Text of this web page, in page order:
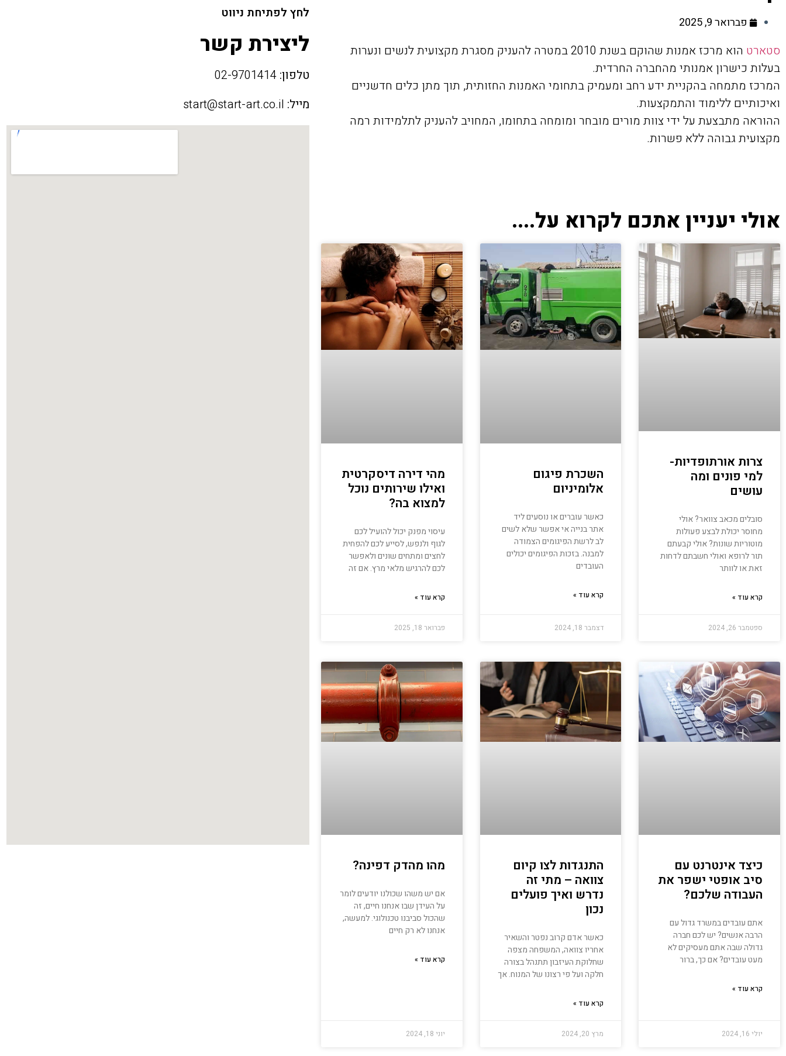
פברואר 9, 2025
סטארט
הוא מרכז אמנות שהוקם בשנת 2010 במטרה להעניק מסגרת מקצועית לנשים ונערות
בעלות כישרון אמנותי מהחברה החרדית.
המרכז מתמחה בהקניית ידע רחב ומעמיק בתחומי האמנות החזותית, תוך מתן כלים חדשניים
ואיכותיים ללימוד והתמקצעות.
ההוראה מתבצעת על ידי צוות מורים מובחר ומומחה בתחומו, המחויב להעניק לתלמידות רמה
מקצועית גבוהה ללא פשרות.
אולי יעניין אתכם לקרוא על....
צרות אורתופדיות-
למי פונים ומה
עושים
סובלים מכאב צוואר? אולי
מחוסר יכולת לבצע פעולות
מוטוריות שונות? אולי קבעתם
תור לרופא ואולי חשבתם לדחות
זאת או לוותר
קרא עוד »
ספטמבר 26, 2024
השכרת פיגום
אלומיניום
כאשר עוברים או נוסעים ליד
אתר בנייה אי אפשר שלא לשים
לב לרשת הפיגומים הצמודה
למבנה. בזכות הפיגומים יכולים
העובדים
קרא עוד »
דצמבר 18, 2024
מהי דירה דיסקרטית
ואילו שירותים נוכל
למצוא בה?
עיסוי מפנק יכול להועיל לכם
לגוף ולנפש, לסייע לכם להפחית
לחצים ומתחים שונים ולאפשר
לכם להרגיש מלאי מרץ. אם זה
קרא עוד »
פברואר 18, 2025
כיצד אינטרנט עם
סיב אופטי ישפר את
העבודה שלכם?
אתם עובדים במשרד גדול עם
הרבה אנשים? יש לכם חברה
גדולה שבה אתם מעסיקים לא
מעט עובדים? אם כך, ברור
קרא עוד »
יולי 16, 2024
התנגדות לצו קיום
צוואה – מתי זה
נדרש ואיך פועלים
נכון
כאשר אדם קרוב נפטר והשאיר
אחריו צוואה, המשפחה מצפה
שחלוקת העיזבון תתנהל בצורה
חלקה ועל פי רצונו של המנוח. אך
קרא עוד »
מרץ 20, 2024
מהו מהדק דפינה?
אם יש משהו שכולנו יודעים לומר
על העידן שבו אנחנו חיים, זה
שהכול סביבנו טכנולוגי. למעשה,
אנחנו לא רק חיים
קרא עוד »
יוני 18, 2024
לחץ לפתיחת ניווט
ליצירת קשר
טלפון: 02-9701414
מייל: start@start-art.co.il